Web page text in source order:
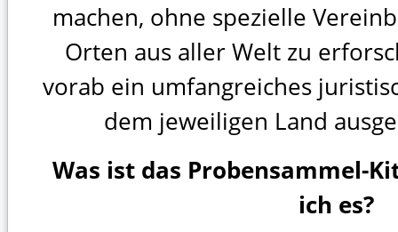
machen, ohne spezielle
Orten aus aller Welt zu
vorab ein umfangreiches
dem jeweiligen Land
Was ist das Probensammel-
ich es?